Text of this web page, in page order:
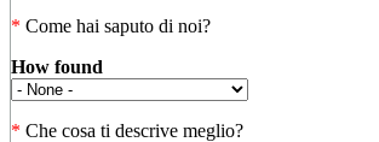
* Come hai saputo di noi?
How found
* Che cosa ti descrive meglio?